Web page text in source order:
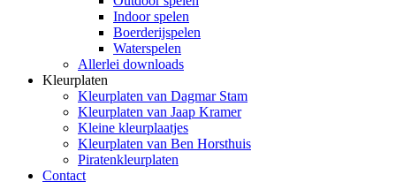
Indoor spelen
Boerderijspelen
Waterspelen
Allerlei downloads
Kleurplaten
Kleurplaten van Dagmar Stam
Kleurplaten van Jaap Kramer
Kleine kleurplaatjes
Kleurplaten van Ben Horsthuis
Piratenkleurplaten
Contact